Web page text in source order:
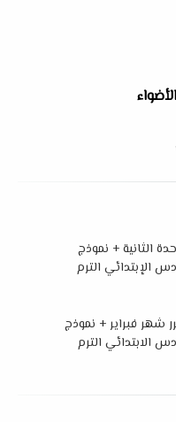
الثانية + نموذج
الإبتدائي الترم
شهر فبراير + نموذج
الابتدائي الترم